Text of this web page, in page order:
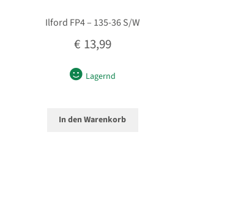
Ilford FP4 – 135-36 S/W
€ 13,99
Lagernd
In den Warenkorb